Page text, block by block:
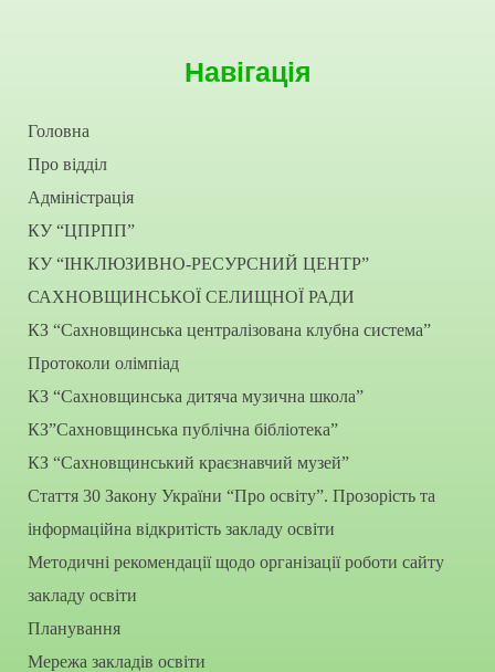
Навігація
Головна
Про відділ
Адміністрація
КУ “ЦПРПП”
КУ “ІНКЛЮЗИВНО-РЕСУРСНИЙ ЦЕНТР”
САХНОВЩИНСЬКОЇ СЕЛИЩНОЇ РАДИ
КЗ “Сахновщинська централізована клубна система”
Протоколи олімпіад
КЗ “Сахновщинська дитяча музична школа”
КЗ”Сахновщинська публічна бібліотека”
КЗ “Сахновщинський краєзнавчий музей”
Стаття 30 Закону України “Про освіту”. Прозорість та
інформаційна відкритість закладу освіти
Методичні рекомендації щодо організації роботи сайту
закладу освіти
Планування
Мережа закладів освіти